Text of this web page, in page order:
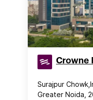
Crowne
Surajpur
Greater Noida,